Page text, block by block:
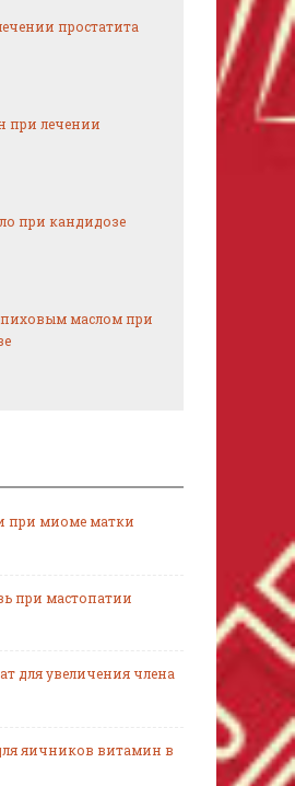
простатита
при лечении
при кандидозе
маслом при
при миоме матки
при мастопатии
для увеличения члена
яичников витамин в